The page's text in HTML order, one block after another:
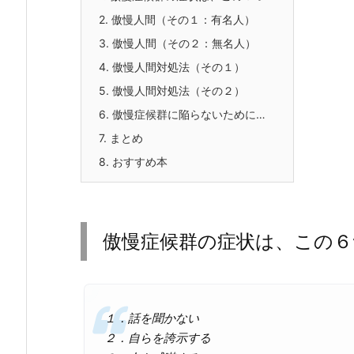
2. 傲慢人間（その１：有名人）
3. 傲慢人間（その２：無名人）
4. 傲慢人間対処法（その１）
5. 傲慢人間対処法（その２）
6. 傲慢症候群に陥らないために…
7. まとめ
8. おすすめ本
傲慢症候群の症状は、この
１．話を聞かない
２．自らを誇示する